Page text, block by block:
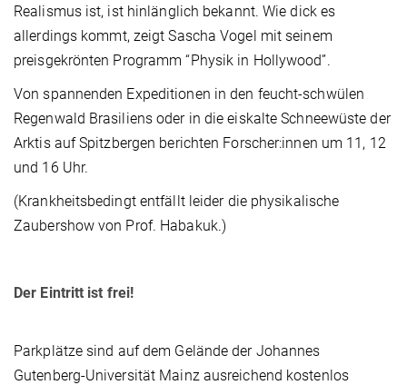
Realismus ist, ist hinlänglich bekannt. Wie dick es
allerdings kommt, zeigt Sascha Vogel mit seinem
preisgekrönten Programm “Physik in Hollywood”.
Von spannenden Expeditionen in den feucht-schwülen
Regenwald Brasiliens oder in die eiskalte Schneewüste der
Arktis auf Spitzbergen berichten Forscher:innen um 11, 12
und 16 Uhr.
(Krankheitsbedingt entfällt leider die physikalische
Zaubershow von Prof. Habakuk.)
Der Eintritt ist frei!
Parkplätze sind auf dem Gelände der Johannes
Gutenberg-Universität Mainz ausreichend kostenlos